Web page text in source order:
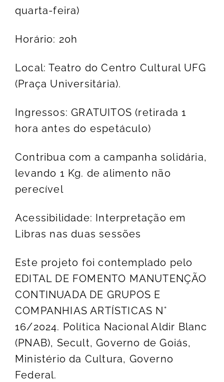
quarta-feira)
Horário: 20h
Local: Teatro do Centro Cultural UFG
(Praça Universitária).
Ingressos: GRATUITOS (retirada 1
hora antes do espetáculo)
Contribua com a campanha solidária,
levando 1 Kg. de alimento não
perecível
Acessibilidade: Interpretação em
Libras nas duas sessões
Este projeto foi contemplado pelo
EDITAL DE FOMENTO MANUTENÇÃO
CONTINUADA DE GRUPOS E
COMPANHIAS ARTÍSTICAS N°
16/2024. Política Nacional Aldir Blanc
(PNAB), Secult, Governo de Goiás,
Ministério da Cultura, Governo
Federal.